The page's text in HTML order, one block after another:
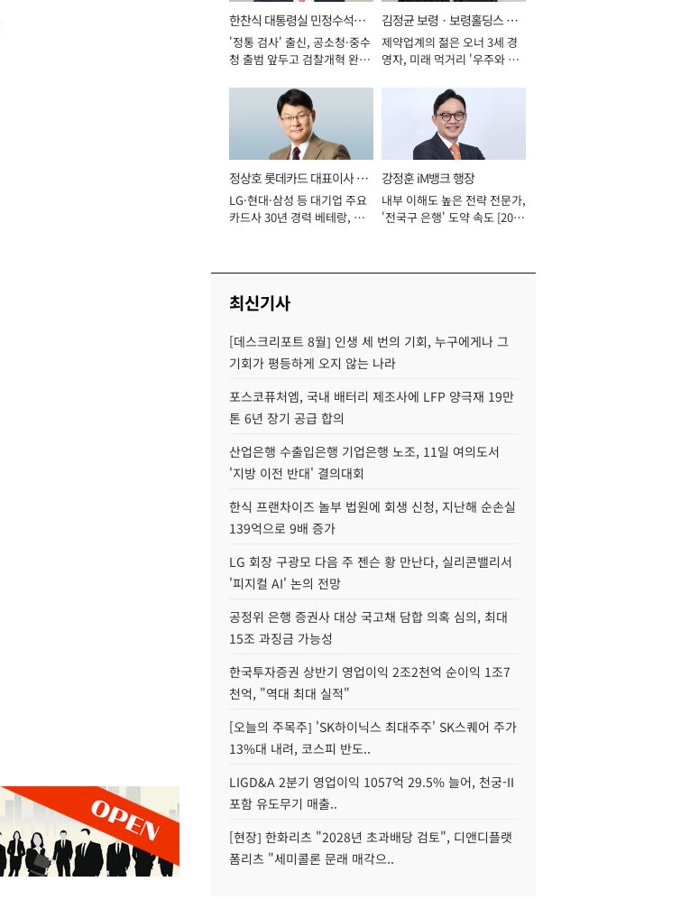
한찬식 대통령실 민정수석비
서관
'정통 검사' 출신, 공소청·중수
청 출범 앞두고 검찰개혁 완수
김정균 보령ㆍ보령홀딩스 대
표이사 사장
제약업계의 젊은 오너 3세 경
영자, 미래 먹거리 '우주와 헬
정상호 롯데카드 대표이사 사
장
LG·현대·삼성 등 대기업 주요
카드사 30년 경력 베테랑, 신
강정훈 iM뱅크 행장
내부 이해도 높은 전략 전문가,
'전국구 은행' 도약 속도 [2026
최신기사
[데스크리포트 8월] 인생 세 번의 기회, 누구에게나 그
기회가 평등하게 오지 않는 나라
포스코퓨처엠, 국내 배터리 제조사에 LFP 양극재 19만
톤 6년 장기 공급 합의
산업은행 수출입은행 기업은행 노조, 11일 여의도서
'지방 이전 반대' 결의대회
한식 프랜차이즈 놀부 법원에 회생 신청, 지난해 순손실
139억으로 9배 증가
LG 회장 구광모 다음 주 젠슨 황 만난다, 실리콘밸리서
'피지컬 AI' 논의 전망
공정위 은행 증권사 대상 국고채 담합 의혹 심의, 최대
15조 과징금 가능성
한국투자증권 상반기 영업이익 2조2천억 순이익 1조7
천억, "역대 최대 실적"
[오늘의 주목주] 'SK하이닉스 최대주주' SK스퀘어 주가
13%대 내려, 코스피 반도..
LIGD&A 2분기 영업이익 1057억 29.5% 늘어, 천궁-II
포함 유도무기 매출..
[현장] 한화리츠 "2028년 초과배당 검토", 디앤디플랫
폼리츠 "세미콜론 문래 매각으..